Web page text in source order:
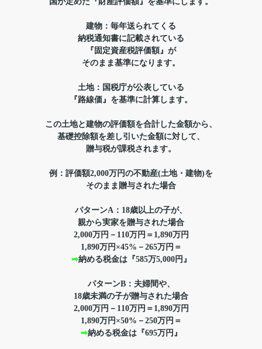
建物：毎年送られてくる
納税通知書に記載されている
『固定資産税評価額』が
そのまま基準になります。
土地：国税庁が公表している
『路線価』を基準に計算します。
この土地と建物の評価額を合計した金額から、
基礎控除額を差し引いた金額に対して、
贈与税が課税されます。
例：評価額2,000万円の不動産(土地・建物)を
そのまま贈与された場合
パターンA：18歳以上の子が、
親から実家を贈与された場合
2,000万円－110万円＝1,890万円
1,890万円×45%－265万円＝
➡納める税金は『585万5,000円』
パターンB：夫婦間や、
18歳未満の子が贈与された場合
2,000万円－110万円＝1,890万円
1,890万円×50%－250万円＝
➡納める税金は『695万円』